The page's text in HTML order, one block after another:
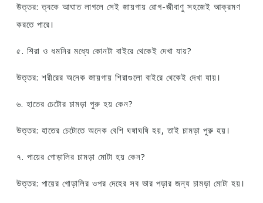
উত্তর: ত্বকে আঘাত লাগলে সেই জায়গায় রোগ-জীবাণু সহজেই আক্রমণ
করতে পারে।
৫. শিরা ও ধমনির মধ্যে কোনটা বাইরে থেকেই দেখা যায়?
উত্তর: শরীরের অনেক জায়গায় শিরাগুলো বাইরে থেকেই দেখা যায়।
৬. হাতের চেটোর চামড়া পুরু হয় কেন?
উত্তর: হাতের চেটোতে অনেক বেশি ঘষাঘষি হয়, তাই চামড়া পুরু হয়।
৭. পায়ের গোড়ালির চামড়া মোটা হয় কেন?
উত্তর: পায়ের গোড়ালির ওপর দেহের সব ভার পড়ার জন্য চামড়া মোটা হয়।